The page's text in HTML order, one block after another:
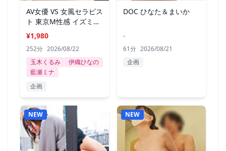
AV女優 VS 女風セラピス
ト 東京M性感 イズミ社
長
¥1,980
252分 2026/08/22
玉木くるみ
伊織ひなの
藍瀬ミナ
企画
DOC ひなた＆まいか
-
61分 2026/08/21
企画
NEW NEW